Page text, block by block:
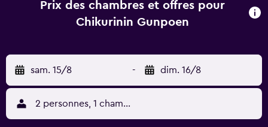
Prix des chambres et offres pour
Chikurinin Gunpoen
sam. 15/8 - dim. 16/8
2 personnes, 1 chambre